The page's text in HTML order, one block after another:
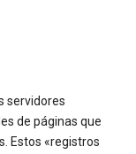
servidores
de páginas que
Estos «registros